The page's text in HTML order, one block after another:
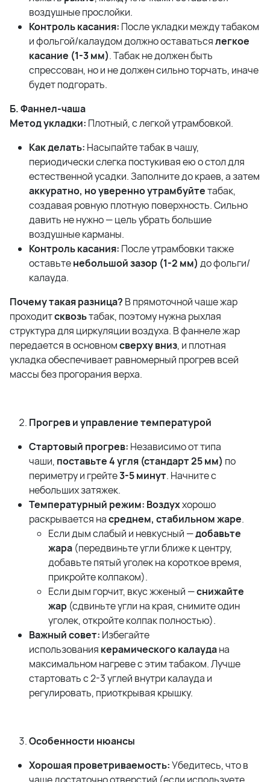
воздушные прослойки.
Контроль касания: После укладки между табаком
и фольгой/калаудом должно оставатьсялегкое
касание (1-3 мм). Табак не должен быть
спрессован, но и не должен сильно торчать, иначе
будет подгорать.
Б. Фаннел-чаша
Метод укладки: Плотный, с легкой утрамбовкой.
Как делать: Насыпайте табак в чашу,
периодически слегка постукивая ею о стол для
естественной усадки. Заполните до краев, а затем
аккуратно, но уверенно утрамбуйтетабак,
создавая ровную плотную поверхность. Сильно
давить не нужно — цель убрать большие
воздушные карманы.
Контроль касания: После утрамбовки также
оставьтенебольшой зазор (1-2 мм) до фольги/
калауда.
Почему такая разница? В прямоточной чаше жар
проходитсквозьтабак, поэтому нужна рыхлая
структура для циркуляции воздуха. В фаннеле жар
передается в основномсверху вниз, и плотная
укладка обеспечивает равномерный прогрев всей
массы без прогорания верха.
Прогрев и управление температурой
Стартовый прогрев: Независимо от типа
чаши, поставьте 4 угля (стандарт 25 мм) по
периметру и грейте3-5 минут. Начните с
небольших затяжек.
Температурный режим: Воздуххорошо
раскрывается насреднем, стабильном жаре.
Если дым слабый и невкусный —добавьте
жара (передвиньте угли ближе к центру,
добавьте пятый уголек на короткое время,
прикройте колпаком).
Если дым горчит, вкус жженый —снижайте
жар (сдвиньте угли на края, снимите один
уголек, откройте колпак полностью).
Важный совет: Избегайте
использования керамического калаудана
максимальном нагреве с этим табаком. Лучше
стартовать с 2-3 углей внутри калауда и
регулировать, приоткрывая крышку.
Особенности нюансы
Хорошая проветриваемость:Убедитесь, что в